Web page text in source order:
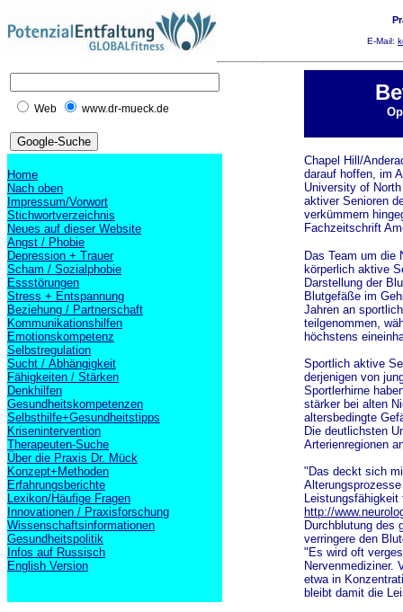
E-Mail:
Web www.dr-mueck.de
Home
Nach oben
Impressum/Vorwort
Stichwortverzeichnis
Neues auf dieser Website
Angst / Phobie
Depression + Trauer
Scham / Sozialphobie
Essstörungen
Stress + Entspannung
Beziehung / Partnerschaft
Kommunikationshilfen
Emotionskompetenz
Selbstregulation
Sucht / Abhängigkeit
Fähigkeiten / Stärken
Denkhilfen
Gesundheitskompetenzen
Selbsthilfe+Gesundheitstipps
Krisenintervention
Therapeuten-Suche
Über die Praxis Dr. Mück
Konzept+Methoden
Erfahrungsberichte
Lexikon/Häufige Fragen
Innovationen / Praxisforschung
Wissenschaftsinformationen
Gesundheitspolitik
Infos auf Russisch
English Version
Chapel Hill/
darauf hoffen, im
University of
aktiver Senioren
verkümmern
Fachzeitschrift
Das Team um die
körperlich aktive
Darstellung der
Blutgefäße im
Jahren an
teilgenommen,
höchstens
Sportlich aktive
derjenigen von
Sportlerhirne
stärker bei alten
altersbedingte
Die deutlichsten
Arterienregionen
"Das deckt sich
http://
Durchblutung des
verringere den
"Es wird oft
Nervenmediziner.
etwa in
bleibt damit die